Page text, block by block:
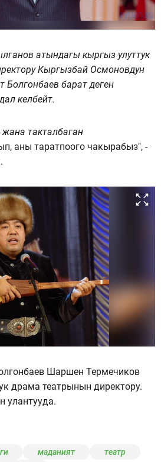
атындагы кыргыз улуттук
Кыргызбай Осмоновдун
Болгонбаев барат деген
келбейт.
такталбаган
аны таратпоого чакырабыз", -
Шаршен Термечиков
драма театрынын директору.
улантууда.
маданият
театр